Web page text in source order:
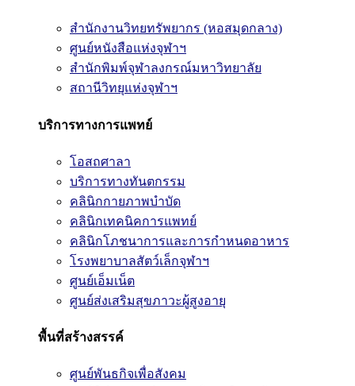
สำนักงานวิทยทรัพยากร (หอสมุดกลาง)
ศูนย์หนังสือแห่งจุฬาฯ
สำนักพิมพ์จุฬาลงกรณ์มหาวิทยาลัย
สถานีวิทยุแห่งจุฬาฯ
บริการทางการแพทย์
โอสถศาลา
บริการทางทันตกรรม
คลินิกกายภาพบำบัด
คลินิกเทคนิคการแพทย์
คลินิกโภชนาการและการกำหนดอาหาร
โรงพยาบาลสัตว์เล็กจุฬาฯ
ศูนย์เอ็มเน็ต
ศูนย์ส่งเสริมสุขภาวะผู้สูงอายุ
พื้นที่สร้างสรรค์
ศูนย์พันธกิจเพื่อสังคม